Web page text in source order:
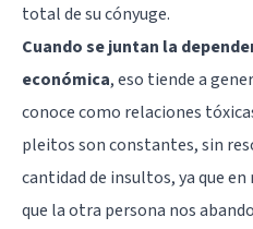
total de su cónyuge.
Cuando se juntan la
económica, eso tiende a
conoce como relaciones
pleitos son constantes, sin
cantidad de insultos, ya que
que la otra persona nos